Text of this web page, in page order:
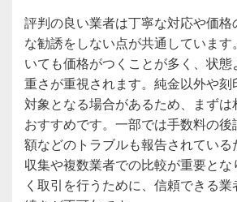
評判の良い業者は丁寧な対応や価格
な勧誘をしない点が共通しています
いても価格がつくことが多く、状
重さが重視されます。純金以外や
対象となる場合があるため、まず
おすすめです。一部では手数料の
額などのトラブルも報告されている
収集や複数業者での比較が重要と
く取引を行うために、信頼できる